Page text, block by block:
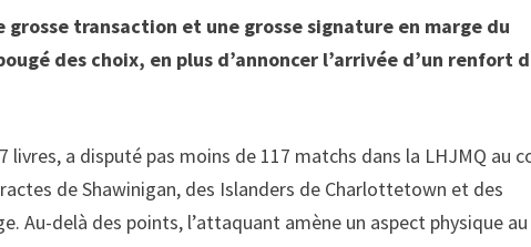
grosse transaction et une grosse signature en marge du
des choix, en plus d’annoncer l’arrivée d’un renfort
livres, a disputé pas moins de 117 matchs dans la LHJMQ au
de Shawinigan, des Islanders de Charlottetown et des
Au-delà des points, l’attaquant amène un aspect physique